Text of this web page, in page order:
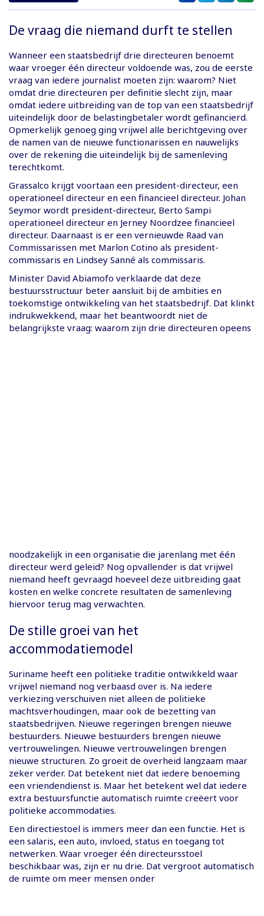
De vraag die niemand durft te stellen
Wanneer een staatsbedrijf drie directeuren benoemt
waar vroeger één directeur voldoende was, zou de eerste
vraag van iedere journalist moeten zijn: waarom? Niet
omdat drie directeuren per definitie slecht zijn, maar
omdat iedere uitbreiding van de top van een staatsbedrijf
uiteindelijk door de belastingbetaler wordt gefinancierd.
Opmerkelijk genoeg ging vrijwel alle berichtgeving over
de namen van de nieuwe functionarissen en nauwelijks
over de rekening die uiteindelijk bij de samenleving
terechtkomt.
Grassalco krijgt voortaan een president-directeur, een
operationeel directeur en een financieel directeur. Johan
Seymor wordt president-directeur, Berto Sampi
operationeel directeur en Jerney Noordzee financieel
directeur. Daarnaast is er een vernieuwde Raad van
Commissarissen met Marlon Cotino als president-
commissaris en Lindsey Sanné als commissaris.
Minister David Abiamofo verklaarde dat deze
bestuursstructuur beter aansluit bij de ambities en
toekomstige ontwikkeling van het staatsbedrijf. Dat klinkt
indrukwekkend, maar het beantwoordt niet de
belangrijkste vraag: waarom zijn drie directeuren opeens
noodzakelijk in een organisatie die jarenlang met één
directeur werd geleid? Nog opvallender is dat vrijwel
niemand heeft gevraagd hoeveel deze uitbreiding gaat
kosten en welke concrete resultaten de samenleving
hiervoor terug mag verwachten.
De stille groei van het
accommodatiemodel
Suriname heeft een politieke traditie ontwikkeld waar
vrijwel niemand nog verbaasd over is. Na iedere
verkiezing verschuiven niet alleen de politieke
machtsverhoudingen, maar ook de bezetting van
staatsbedrijven. Nieuwe regeringen brengen nieuwe
bestuurders. Nieuwe bestuurders brengen nieuwe
vertrouwelingen. Nieuwe vertrouwelingen brengen
nieuwe structuren. Zo groeit de overheid langzaam maar
zeker verder. Dat betekent niet dat iedere benoeming
een vriendendienst is. Maar het betekent wel dat iedere
extra bestuursfunctie automatisch ruimte creëert voor
politieke accommodaties.
Een directiestoel is immers meer dan een functie. Het is
een salaris, een auto, invloed, status en toegang tot
netwerken. Waar vroeger één directeursstoel
beschikbaar was, zijn er nu drie. Dat vergroot automatisch
de ruimte om meer mensen onder